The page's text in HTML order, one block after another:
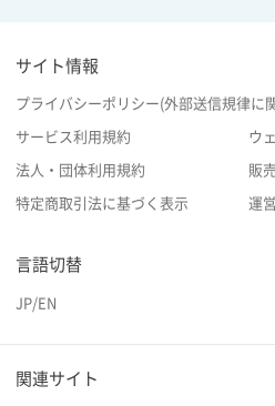
サイト情報
プライバシーポリシー(外部送信規律に
サービス利用規約 ウ
法人・団体利用規約 販
特定商取引法に基づく表示 運
言語切替
JP/EN
関連サイト